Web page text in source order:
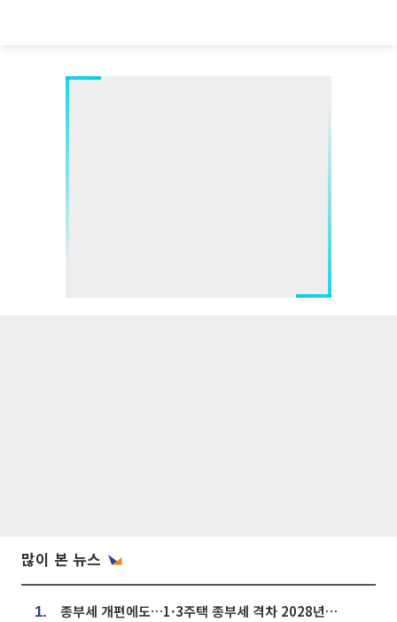
많이 본 뉴스
1. 종부세 개편에도…1·3주택 종부세 격차 2028년부터 확대